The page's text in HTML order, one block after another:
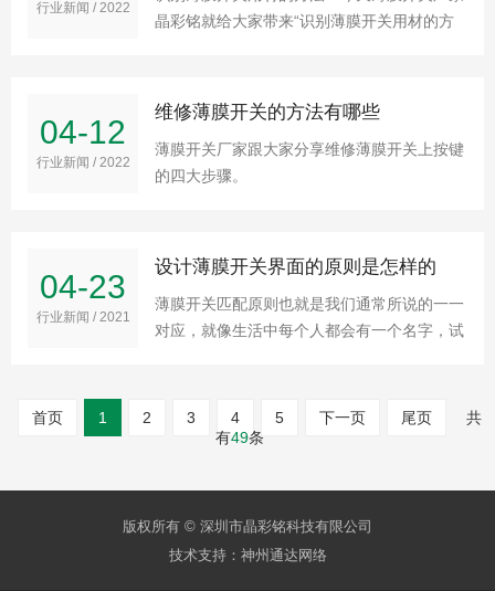
行业新闻 / 2022
晶彩铭就给大家带来“识别薄膜开关用材的方
04-12
行业新闻 / 2022
维修薄膜开关的方法有哪些
薄膜开关厂家跟大家分享维修薄膜开关上按键
的四大步骤。
04-23
行业新闻 / 2021
设计薄膜开关界面的原则是怎样的
薄膜开关匹配原则也就是我们通常所说的一一
对应，就像生活中每个人都会有一个名字，试
导致一些错误行为的发生。
首页 1 2 3 4 5 下一页 尾页
共
有49条
版权所有 © 深圳市晶彩铭科技有限公司
技术支持： 神州通达网络